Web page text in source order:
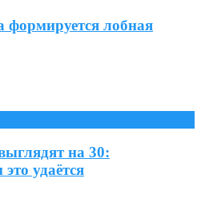
формируется лобная
на 30:
удаётся